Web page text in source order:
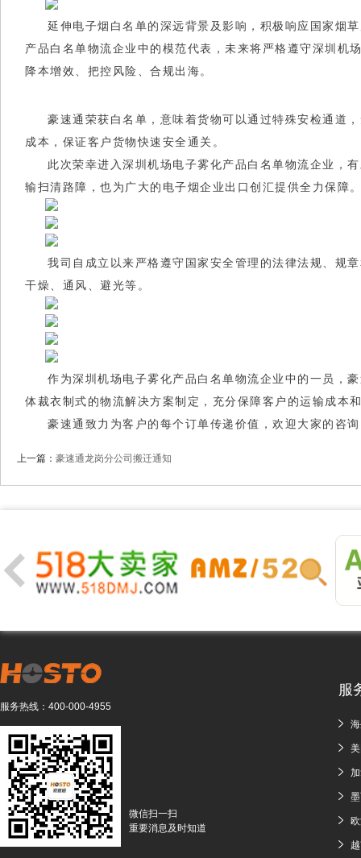
延伸电子烟 白名单的深远背景及影响，积极响应国家烟
产品白名单物流企业中的模范代表，未来将严格遵守深圳机
降本增效、把控风险、合规出海。
豪速通荣获白名单 ，意味着货物可以通过特殊安检通道
成本，保证客户货物快速安全通关。
此次荣幸进入深圳机场电子雾化产品白名单物流企业，
输扫清路障，也为广大的电子烟企业出口创汇提供全力保障
我司自成立以来严格遵守国家安全管理的法律法规、规
干燥、通风、避光等。
作为深圳机场电子雾化产品白名单物流企业中的一员，
体裁衣制式的物流解决方案制定，充分保障客户的运输成本
豪速通 致力 为客户的每个订单传递价值，欢迎大家的咨
上一篇： 豪速通龙岗分公司搬迁通知
服务热线： 400-000-4955
微信扫一扫
重要消息及时知道
服